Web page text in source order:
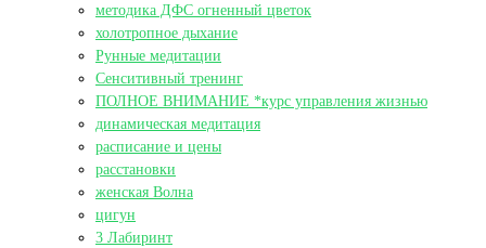
методика ДФС огненный цветок
холотропное дыхание
Рунные медитации
Сенситивный тренинг
ПОЛНОЕ ВНИМАНИЕ *курс управления жизнью
динамическая медитация
расписание и цены
расстановки
женская Волна
цигун
3 Лабиринт